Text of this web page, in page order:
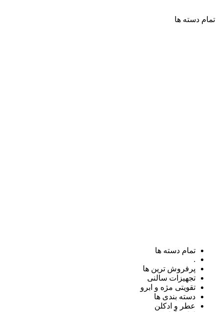
تمام دسته ها
تمام دسته ها
.
پرفروش ترین ها
تجهیزات سالنی
تقویتی مژه و ابرو
دسته بندی ها
عطر و ادکلن